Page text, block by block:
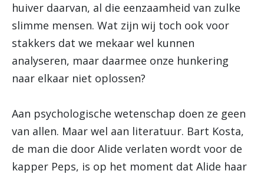
huiver daarvan, al die eenzaamheid van zulke
slimme mensen. Wat zijn wij toch ook voor
stakkers dat we mekaar wel kunnen
analyseren, maar daarmee onze hunkering
naar elkaar niet oplossen?
Aan psychologische wetenschap doen ze geen
van allen. Maar wel aan literatuur. Bart Kosta,
de man die door Alide verlaten wordt voor de
kapper Peps, is op het moment dat Alide haar